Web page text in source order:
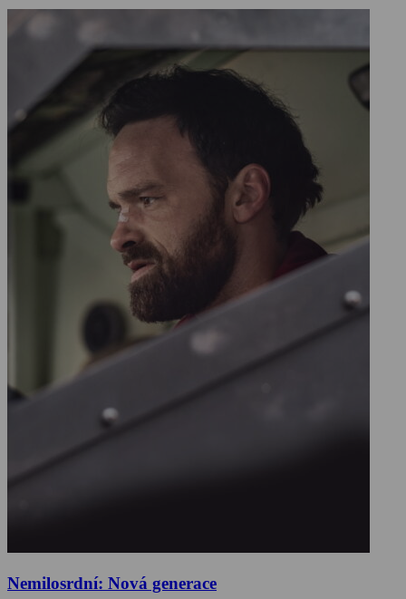
Nemilosrdní: Nová generace